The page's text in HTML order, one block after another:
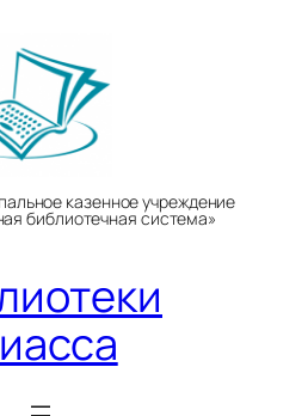
казенное учреждение
библиотечная система»